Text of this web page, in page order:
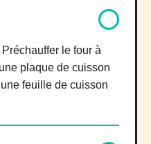
Préchauffer le four à
plaque de cuisson
feuille de cuisson